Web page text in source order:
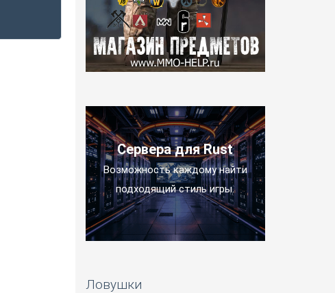
Сервера для Rust
Возможность каждому найти
подходящий стиль игры.
Ловушки